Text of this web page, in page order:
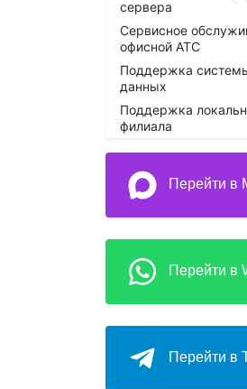
сервера
Сервисное
офисной АТС
Поддержка
данных
Поддержка
филиала
Перейти в
Перейти в
Перейти в